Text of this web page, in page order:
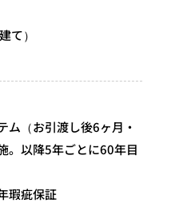
て）
ム（お引渡し後6ヶ月・
。以降5年ごとに60年目
瑕疵保証